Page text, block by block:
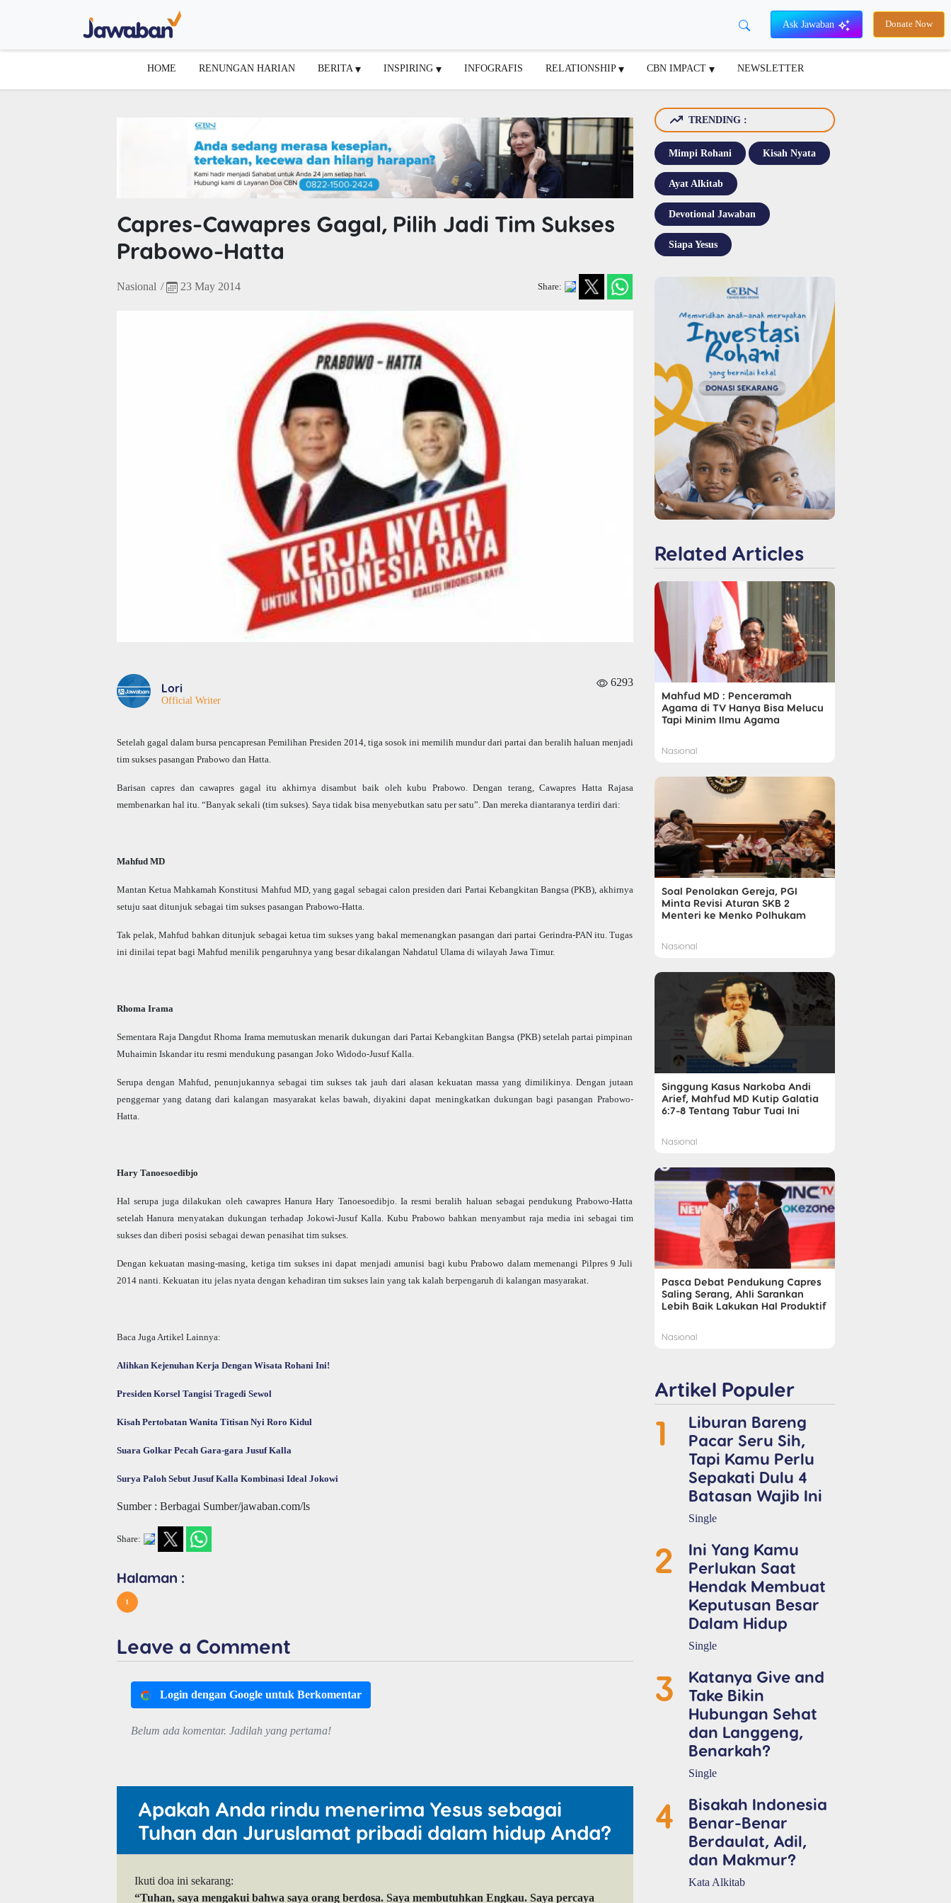
Ask Jawaban Donate Now
HOME RENUNGAN HARIAN BERITA INSPIRING INFOGRAFIS RELATIONSHIP CBN IMPACT NEWSLETTER
Capres-Cawapres Gagal, Pilih Jadi Tim Sukses
Prabowo-Hatta
Nasional / 23 May 2014 Share:
Lori
Official Writer
6293
Setelah gagal dalam bursa pencapresan Pemilihan Presiden 2014, tiga sosok ini memilih mundur dari partai dan beralih haluan menjadi
tim sukses pasangan Prabowo dan Hatta.
Barisan capres dan cawapres gagal itu akhirnya disambut baik oleh kubu Prabowo. Dengan terang, Cawapres Hatta Rajasa
membenarkan hal itu. “Banyak sekali (tim sukses). Saya tidak bisa menyebutkan satu per satu”. Dan mereka diantaranya terdiri dari:
Mahfud MD
Mantan Ketua Mahkamah Konstitusi Mahfud MD, yang gagal sebagai calon presiden dari Partai Kebangkitan Bangsa (PKB), akhirnya
setuju saat ditunjuk sebagai tim sukses pasangan Prabowo-Hatta.
Tak pelak, Mahfud bahkan ditunjuk sebagai ketua tim sukses yang bakal memenangkan pasangan dari partai Gerindra-PAN itu. Tugas
ini dinilai tepat bagi Mahfud menilik pengaruhnya yang besar dikalangan Nahdatul Ulama di wilayah Jawa Timur.
Rhoma Irama
Sementara Raja Dangdut Rhoma Irama memutuskan menarik dukungan dari Partai Kebangkitan Bangsa (PKB) setelah partai pimpinan
Muhaimin Iskandar itu resmi mendukung pasangan Joko Widodo-Jusuf Kalla.
Serupa dengan Mahfud, penunjukannya sebagai tim sukses tak jauh dari alasan kekuatan massa yang dimilikinya. Dengan jutaan
penggemar yang datang dari kalangan masyarakat kelas bawah, diyakini dapat meningkatkan dukungan bagi pasangan Prabowo-
Hatta.
Hary Tanoesoedibjo
Hal serupa juga dilakukan oleh cawapres Hanura Hary Tanoesoedibjo. Ia resmi beralih haluan sebagai pendukung Prabowo-Hatta
setelah Hanura menyatakan dukungan terhadap Jokowi-Jusuf Kalla. Kubu Prabowo bahkan menyambut raja media ini sebagai tim
sukses dan diberi posisi sebagai dewan penasihat tim sukses.
Dengan kekuatan masing-masing, ketiga tim sukses ini dapat menjadi amunisi bagi kubu Prabowo dalam memenangi Pilpres 9 Juli
2014 nanti. Kekuatan itu jelas nyata dengan kehadiran tim sukses lain yang tak kalah berpengaruh di kalangan masyarakat.
Baca Juga Artikel Lainnya:
Alihkan Kejenuhan Kerja Dengan Wisata Rohani Ini!
Presiden Korsel Tangisi Tragedi Sewol
Kisah Pertobatan Wanita Titisan Nyi Roro Kidul
Suara Golkar Pecah Gara-gara Jusuf Kalla
Surya Paloh Sebut Jusuf Kalla Kombinasi Ideal Jokowi
Sumber : Berbagai Sumber/jawaban.com/ls
Share:
Halaman :
1
Leave a Comment
Login dengan Google untuk Berkomentar
Belum ada komentar. Jadilah yang pertama!
Apakah Anda rindu menerima Yesus sebagai
Tuhan dan Juruslamat pribadi dalam hidup Anda?
Ikuti doa ini sekarang:
“Tuhan, saya mengakui bahwa saya orang berdosa. Saya membutuhkan Engkau. Saya percaya
TRENDING :
Mimpi Rohani Kisah Nyata
Ayat Alkitab
Devotional Jawaban
Siapa Yesus
Related Articles
Mahfud MD : Penceramah
Agama di TV Hanya Bisa Melucu
Tapi Minim Ilmu Agama
Nasional
Soal Penolakan Gereja, PGI
Minta Revisi Aturan SKB 2
Menteri ke Menko Polhukam
Nasional
Singgung Kasus Narkoba Andi
Arief, Mahfud MD Kutip Galatia
6:7-8 Tentang Tabur Tuai Ini
Nasional
Pasca Debat Pendukung Capres
Saling Serang, Ahli Sarankan
Lebih Baik Lakukan Hal Produktif
Nasional
Artikel Populer
1
Liburan Bareng
Pacar Seru Sih,
Tapi Kamu Perlu
Sepakati Dulu 4
Batasan Wajib Ini
Single
2
Ini Yang Kamu
Perlukan Saat
Hendak Membuat
Keputusan Besar
Dalam Hidup
Single
3
Katanya Give and
Take Bikin
Hubungan Sehat
dan Langgeng,
Benarkah?
Single
4
Bisakah Indonesia
Benar-Benar
Berdaulat, Adil,
dan Makmur?
Kata Alkitab